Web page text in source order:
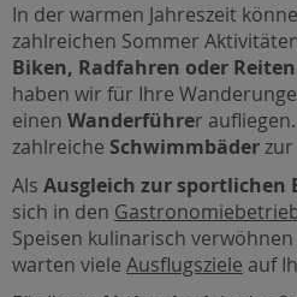
In der warmen Jahreszeit
zahlreichen Sommer
Biken, Radfahren oder Reiten
haben wir für Ihre
einen Wanderführer
zahlreiche Schwimmbäder
Als Ausgleich zur sportlichen
sich in den
Speisen kulinarisch
warten viele Ausflugsziele auf